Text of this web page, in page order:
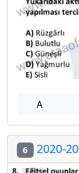
A
6 2020-